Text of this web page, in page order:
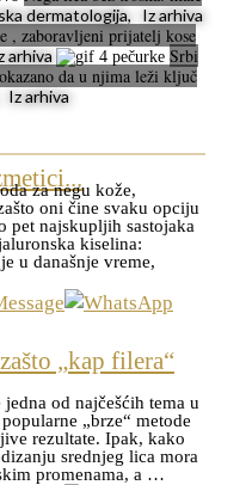
dermatologija, Iz arhiva
, zaboravljeni prijatelj kose
arhiva
Srbi
da u njima leži ključ
Iz arhiva
za negu kože,
oni čine svaku opciju
najskupljih sastojaka
kiselina:
u današnje vreme,
„kap filera“
od najčešćih tema u
„brze“ metode
rezultate. Ipak, kako
srednjeg lica mora
promenama, a …